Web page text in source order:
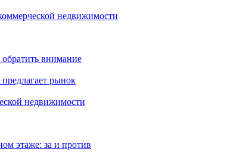
недвижимости
внимание
рынок
недвижимости
этаже: за и против